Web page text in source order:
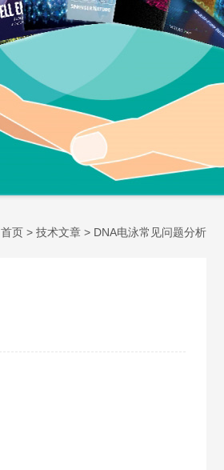
首页 > 技术文章 > DNA电泳常见问题分析